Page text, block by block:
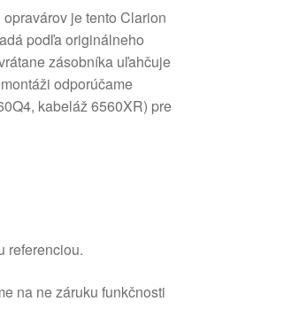
je tento Clarion
podľa originálneho
zásobníka uľahčuje
odporúčame
kabeláž 6560XR) pre
referenciou.
na ne záruku funkčnosti